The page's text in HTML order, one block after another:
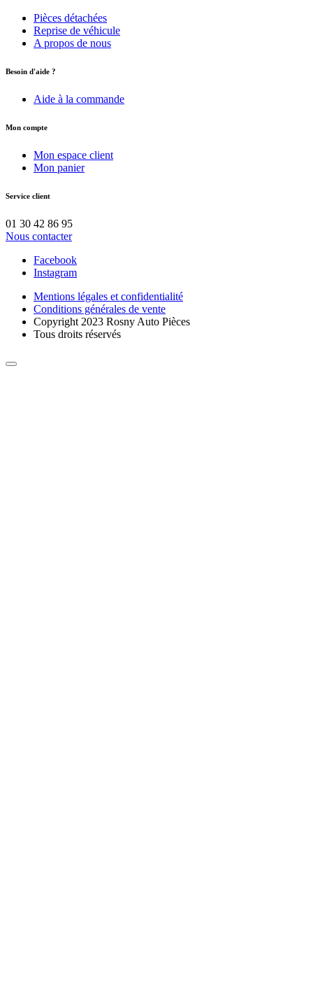
Pièces détachées
Reprise de véhicule
A propos de nous
Besoin d'aide ?
Aide à la commande
Mon compte
Mon espace client
Mon panier
Service client
01 30 42 86 95
Nous contacter
Facebook
Instagram
Mentions légales et confidentialité
Conditions générales de vente
Copyright 2023 Rosny Auto Pièces
Tous droits réservés